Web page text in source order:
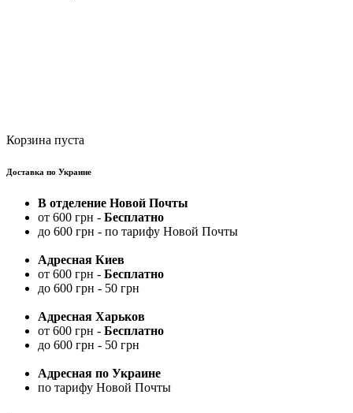
Корзина пуста
Доставка по Украине
В отделение Новой Почты
от 600 грн - Бесплатно
до 600 грн - по тарифу Новой Почты
Адресная Киев
от 600 грн - Бесплатно
до 600 грн - 50 грн
Адресная Харьков
от 600 грн - Бесплатно
до 600 грн - 50 грн
Адресная по Украине
по тарифу Новой Почты